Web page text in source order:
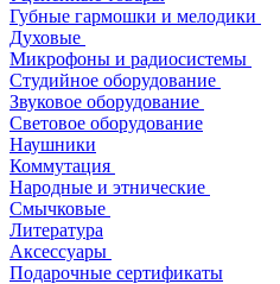
Губные гармошки и мелодики
Духовые
Микрофоны и радиосистемы
Студийное оборудование
Звуковое оборудование
Световое оборудование
Наушники
Коммутация
Народные и этнические
Смычковые
Литература
Аксессуары
Подарочные сертификаты